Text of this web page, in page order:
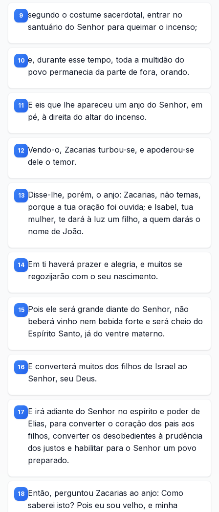
9
segundo o costume sacerdotal, entrar no
santuário do Senhor para queimar o incenso;
10 e, durante esse tempo, toda a multidão do
povo permanecia da parte de fora, orando.
11
E eis que lhe apareceu um anjo do Senhor, em
pé, à direita do altar do incenso.
12 Vendo-o, Zacarias turbou-se, e apoderou-se
dele o temor.
13 Disse-lhe, porém, o anjo: Zacarias, não temas,
porque a tua oração foi ouvida; e Isabel, tua
mulher, te dará à luz um filho, a quem darás o
nome de João.
14 Em ti haverá prazer e alegria, e muitos se
regozijarão com o seu nascimento.
15 Pois ele será grande diante do Senhor, não
beberá vinho nem bebida forte e será cheio do
Espírito Santo, já do ventre materno.
16 E converterá muitos dos filhos de Israel ao
Senhor, seu Deus.
17 E irá adiante do Senhor no espírito e poder de
Elias, para converter o coração dos pais aos
filhos, converter os desobedientes à prudência
dos justos e habilitar para o Senhor um povo
preparado.
18 Então, perguntou Zacarias ao anjo: Como
saberei isto? Pois eu sou velho, e minha